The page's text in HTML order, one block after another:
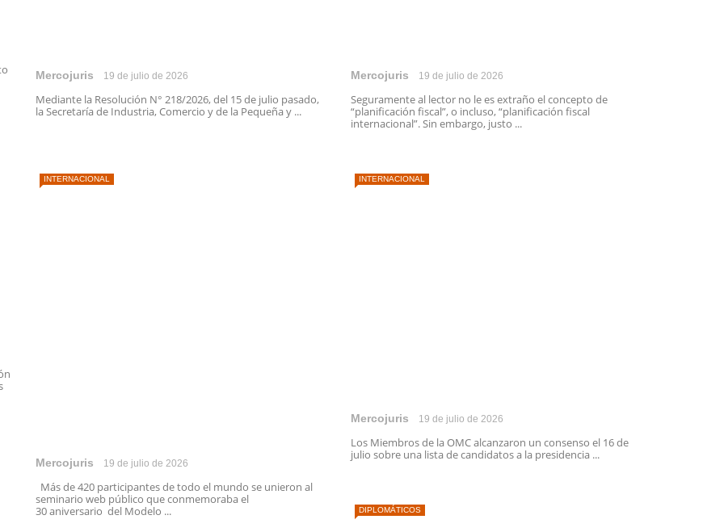
Mercojuris 19 de julio de 2026
Mediante la Resolución N° 218/2026, del 15 de julio pasado,
la Secretaría de Industria, Comercio y de la Pequeña y ...
Mercojuris 19 de julio de 2026
Seguramente al lector no le es extraño el concepto de
“planificación fiscal”, o incluso, “planificación fiscal
internacional”. Sin embargo, justo ...
INTERNACIONAL
Mercojuris 19 de julio de 2026
Más de 420 participantes de todo el mundo se unieron al
seminario web público que conmemoraba el
30 aniversario del Modelo ...
INTERNACIONAL
Mercojuris 19 de julio de 2026
Los Miembros de la OMC alcanzaron un consenso el 16 de
julio sobre una lista de candidatos a la presidencia ...
DIPLOMÁTICOS